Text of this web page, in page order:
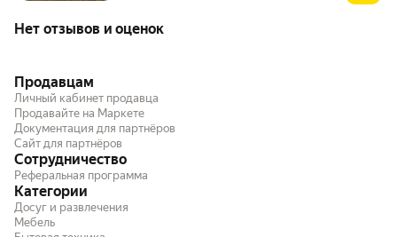
Нет отзывов и оценок
Продавцам
Личный кабинет продавца
Продавайте на Маркете
Документация для партнёров
Сайт для партнёров
Сотрудничество
Реферальная программа
Категории
Досуг и развлечения
Мебель